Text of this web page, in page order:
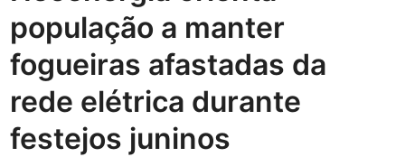
população a manter
fogueiras afastadas da
rede elétrica durante
festejos juninos